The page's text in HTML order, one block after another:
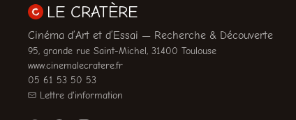
LE CRATÈRE
Cinéma d’Art et d’Essai — Recherche & Découverte
95, grande rue Saint-Michel, 31400 Toulouse
www.cinemalecratere.fr
05 61 53 50 53
Lettre d'information